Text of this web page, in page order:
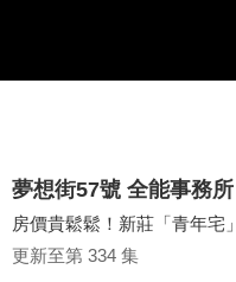
夢想街57號 全能事務所
房價貴鬆鬆！新莊「青年宅
更新至第 334 集